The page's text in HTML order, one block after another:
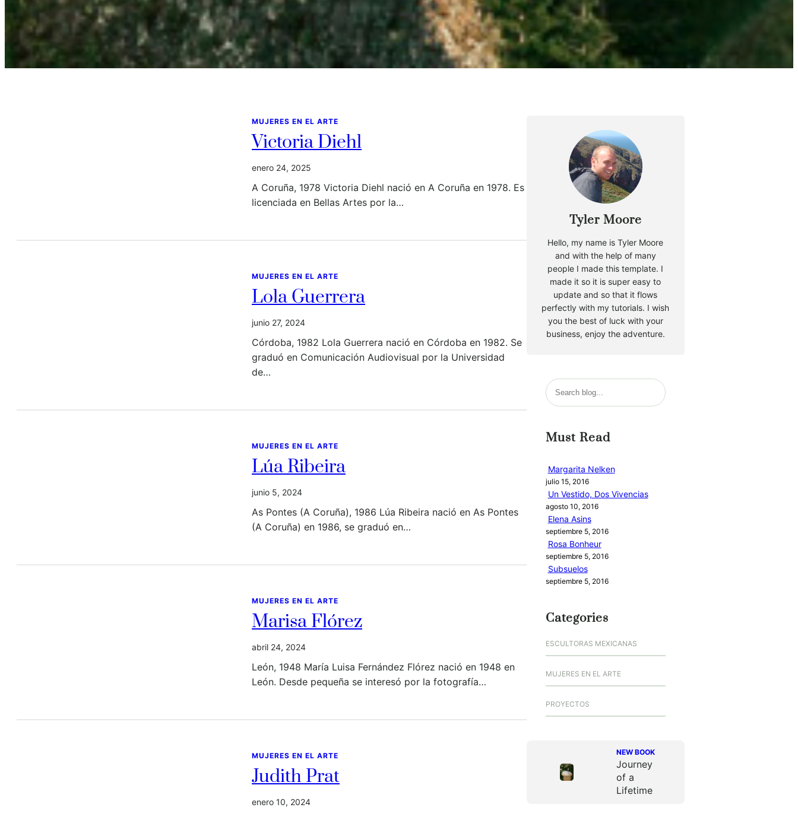
MUJERES EN EL ARTE
Victoria Diehl
enero 24, 2025
A Coruña, 1978 Victoria Diehl nació en A Coruña en 1978. Es
licenciada en Bellas Artes por la…
MUJERES EN EL ARTE
Lola Guerrera
junio 27, 2024
Córdoba, 1982 Lola Guerrera nació en Córdoba en 1982. Se
graduó en Comunicación Audiovisual por la Universidad
de…
MUJERES EN EL ARTE
Lúa Ribeira
junio 5, 2024
As Pontes (A Coruña), 1986 Lúa Ribeira nació en As Pontes
(A Coruña) en 1986, se graduó en…
MUJERES EN EL ARTE
Marisa Flórez
abril 24, 2024
León, 1948 María Luisa Fernández Flórez nació en 1948 en
León. Desde pequeña se interesó por la fotografía…
MUJERES EN EL ARTE
Judith Prat
enero 10, 2024
Tyler Moore
Hello, my name is Tyler Moore
and with the help of many
people I made this template. I
made it so it is super easy to
update and so that it flows
perfectly with my tutorials. I wish
you the best of luck with your
business, enjoy the adventure.
B
u
c
r
Must Read
Margarita Nelken
julio 15, 2016
Un Vestido, Dos Vivencias
agosto 10, 2016
Elena Asins
septiembre 5, 2016
Rosa Bonheur
septiembre 5, 2016
Subsuelos
septiembre 5, 2016
Categories
ESCULTORAS MEXICANAS
MUJERES EN EL ARTE
PROYECTOS
NEW BOOK
Journey
of a
Lifetime